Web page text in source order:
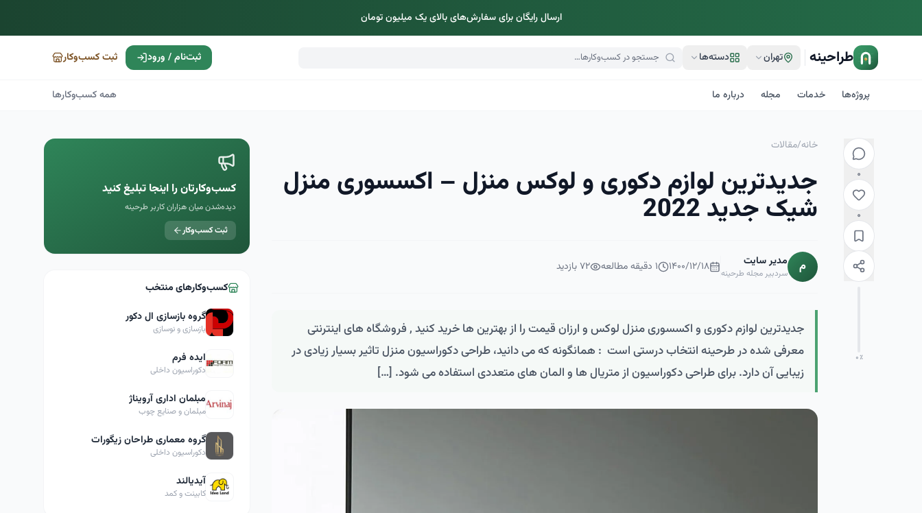
ارسال رایگان برای سفارش‌های بالای یک میلیون تومان
طراحینه تهران دسته‌ها ثبت کسب‌وکار ثبت‌نام / ورود
پروژه‌ها خدمات مجله درباره ما همه کسب‌وکارها
۰
۰
۰٪
خانه/مقالات
جدیدترین لوازم دکوری و لوکس منزل – اکسسوری منزل
شیک جدید 2022
م مدیر سایت
سردبیر مجله طرحینه ۱۴۰۰/۱۲/۱۸ ۱ دقیقه مطالعه ۷۲بازدید
جدیدترین لوازم دکوری و اکسسوری منزل لوکس و ارزان قیمت را از بهترین ها خرید کنید , فروشگاه های اینترنتی
معرفی شده در طرحینه انتخاب درستی است : همانگونه که می دانید، طراحی دکوراسیون منزل تاثیر بسیار زیادی در
زیبایی آن دارد. برای طراحی دکوراسیون از متریال ها و المان های متعددی استفاده می شود. […]
کسب‌وکارتان را اینجا تبلیغ کنید
دیده‌شدن میان هزاران کاربر طرحینه
ثبت کسب‌وکار
کسب‌وکارهای منتخب
گروه بازسازی ال دکور
بازسازی و نوسازی
ایده فرم
دکوراسیون داخلی
مبلمان اداری آرویناژ
مبلمان و صنایع چوب
گروه معماری طراحان زیگورات
دکوراسیون داخلی
آیدیالند
کابینت و کمد